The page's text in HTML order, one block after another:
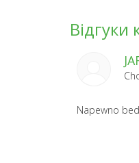
Відгуки
Napewno